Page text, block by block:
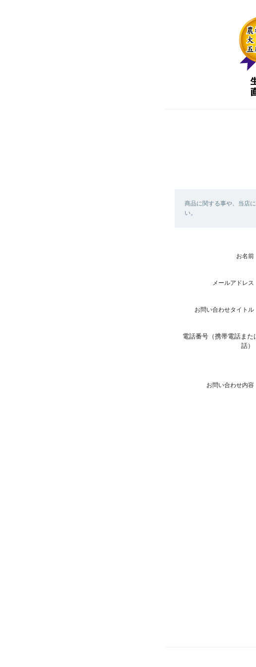
商品に関する事や、当店
い。
お名前
メールアドレス
お問い合わせタイトル
電話番号（携帯電話また
話）
お問い合わせ内容